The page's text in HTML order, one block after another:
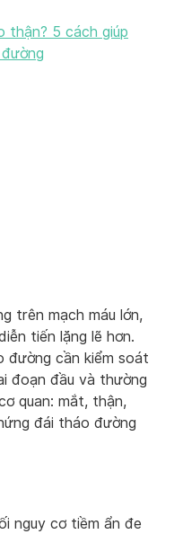
thận? 5 cách giúp
trên mạch máu lớn,
tiến lặng lẽ hơn.
đường cần kiểm soát
đoạn đầu và thường
quan: mắt, thận,
đái tháo đường
nguy cơ tiềm ẩn đe